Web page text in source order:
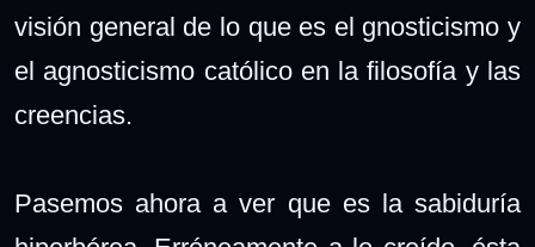
visión general de lo que es el gnosticismo y
el agnosticismo católico en la filosofía y las
creencias.
Pasemos ahora a ver que es la sabiduría